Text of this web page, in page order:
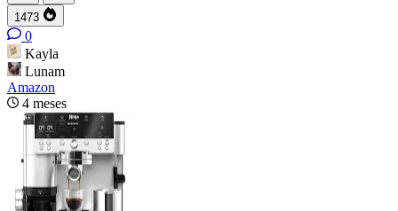
1473
0
Kayla
Lunam
Amazon
4 meses